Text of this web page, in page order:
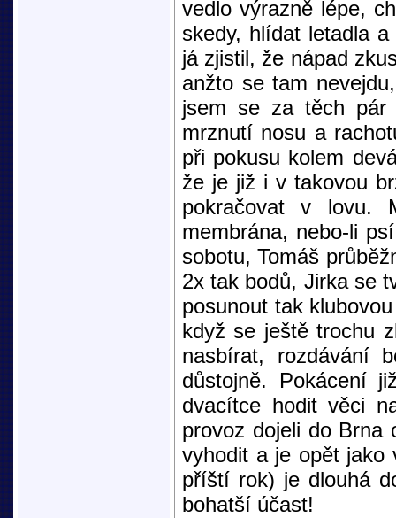
vedlo výrazně lépe,
skedy, hlídat letadla
já zjistil, že nápad
anžto se tam
jsem se za těch pár
mrznutí nosu a
při pokusu kolem
že je již i v takovou
pokračovat v lovu.
membrána, nebo-li
sobotu, Tomáš
2x tak bodů, Jirka se
posunout tak
když se ještě trochu
nasbírat, rozdávání
důstojně. Pokácení
dvacítce hodit věci
provoz dojeli do Brna
vyhodit a je opět jako
příští rok) je dlouhá
bohatší účast!